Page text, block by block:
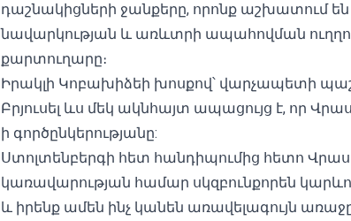
դաշնակիցների ջանքերը, որոնք աշխատում
նավարկության և առևտրի ապահովման
քարտուղարը։
Իրակլի Կոբախիձեի խոսքով՝ վարչապետի
Բրյուսել ևս մեկ ակնհայտ ապացույց է, որ
ի գործընկերությանը:
Ստոլտենբերգի հետ հանդիպումից հետո
կառավարության համար սկզբունքորեն
և իրենք ամեն ինչ կանեն առավելագույն